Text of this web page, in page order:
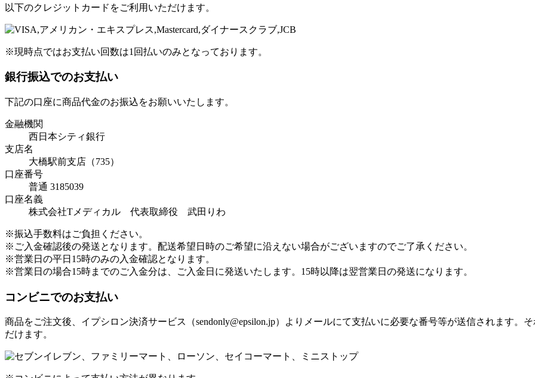
以下のクレジットカードをご利用いただけます。
※現時点ではお支払い回数は1回払いのみとなっております。
銀行振込でのお支払い
下記の口座に商品代金のお振込をお願いいたします。
金融機関
西日本シティ銀行
支店名
大橋駅前支店（735）
口座番号
普通 3185039
口座名義
株式会社Tメディカル 代表取締役 武田りわ
※振込手数料はご負担ください。
※ご入金確認後の発送となります。配送希望日時のご希望に沿えない場合がございますのでご了承ください。
※営業日の平日15時のみの入金確認となります。
※営業日の場合15時までのご入金分は、ご入金日に発送いたします。15時以降は翌営業日の発送になります。
コンビニでのお支払い
商品をご注文後、イプシロン決済サービス（sendonly@epsilon.jp）よりメールにて支払いに必要な番号等が送信されます。
だけます。